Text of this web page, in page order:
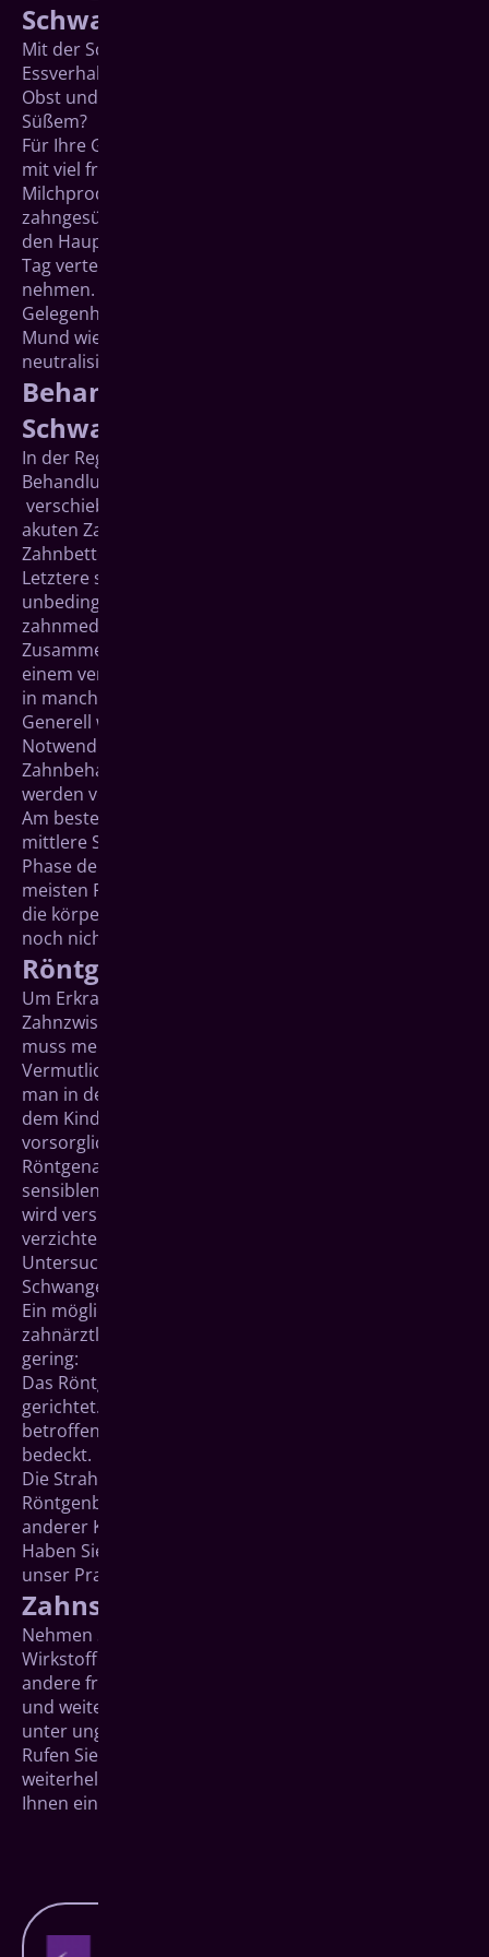
Schwangerschaft
Mit der Schwangerschaft ändert sich auch das
Essverhalten. Vielleicht haben Sie jetzt mehr Lust auf
Obst und Gemüse, oder es treibt Sie der Hunger nach
Süßem?
Für Ihre Gesundheit ist eine ausgewogene Ernährung
mit viel frischem Obst und Gemüse sowie
Milchprodukten wichtig. Wenn Sie Süßes essen, ist es
zahngesünder, es auf einmal, am besten direkt nach
den Hauptmahlzeiten, zu naschen – statt über den
Tag verteilt häufig kleinere Mengen zu sich zu
nehmen. So hat Ihr Speichel zwischendurch
Gelegenheit, den normalen pH-Wert (Säuregrad) im
Mund wieder herzustellen und Kariessäuren zu
neutralisieren.
Behandlungen in der
Schwangerschaft
In der Regel wird versucht, zahnmedizinische
Behandlungen auf die Zeit nach der Geburt zu
verschieben. Nicht immer ist dies möglich, etwa bei
akuten Zahnschmerzen oder einer tiefen
Zahnbettentzündung (Parodontitis).
Letztere sollte auch in der Schwangerschaft
unbedingt behandelt werden. Denn mehrere
zahnmedizinische Studien haben ergeben, dass ein
Zusammenhang zwischen dieser Entzündung und
einem verminderten Geburtsgewicht des Kindes bzw.
in manchen Fällen Frühgeburten besteht.
Generell wird in der Schwangerschaft nur das
Notwendigste durchgeführt, größere
Zahnbehandlungen, z. B. das Einfügen einer Brücke,
werden verschoben.
Am besten geeignet für Therapien ist meist das
mittlere Schwangerschaftsdrittel: Die erste sensible
Phase der Schwangerschaft ist vorbei und die
meisten Frauen fühlen sich jetzt besser. Außerdem ist
die körperliche Belastung durch die Schwangerschaft
noch nicht zu groß.
Röntgen in der Schwangerschaft
Um Erkrankungen wie z. B. eine Karies in den
Zahnzwischenräumen sicher zu diagnostizieren,
muss meist vor einer Behandlung geröntgt werden.
Vermutlich haben Sie bereits einmal gehört, dass
man in der Schwangerschaft nicht röntgen dürfe, um
dem Kind nicht zu schaden. Tatsächlich werden
vorsorglich nur in wichtigen Fällen
Röntgenaufnahmen gemacht. Insbesondere in den
sensiblen ersten drei Monaten der Schwangerschaft
wird versucht, auf Röntgenaufnahmen völlig zu
verzichten. Daher werden junge Frauen vor dieser
Untersuchung nach einer bestehenden
Schwangerschaft gefragt.
Ein mögliches Risiko für das Ungeborene ist bei
zahnärztlichen Röntgenaufnahmen allerdings äußerst
gering:
Das Röntgengerät wird nur auf den Zahnbereich
gerichtet. Der Unterkörper ist davon nicht direkt
betroffen und wird zusätzlich mit einer Bleischürze
bedeckt.
Die Strahlenmenge bei zahnmedizinischen
Röntgenbildern ist im Vergleich zu Aufnahmen
anderer Körperbereiche viel niedriger.
Haben Sie weitere Fragen dazu? Sprechen Sie einfach
unser Praxisteam an.
Zahnschmerzen
Nehmen Sie bitte keine Medikamente mit dem
Wirkstoff Acetylsalicylsäure (Aspirin, ASS, usw.) oder
andere freiverkäufliche Schmerzmittel ein. Denn ASS
und weitere Präparate können die Schwangerschaft
unter ungünstigen Umständen negativ beeinflussen.
Rufen Sie stattdessen uns an, wir können Ihnen
weiterhelfen. Bei starken Schmerzen empfehlen wir
Ihnen ein geeignetes Medikament.